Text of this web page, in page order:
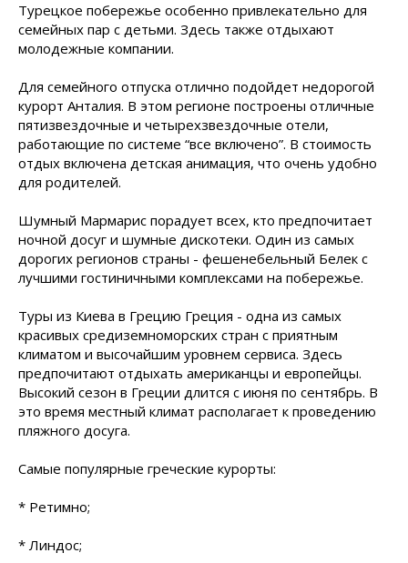
Турецкое побережье особенно привлекательно для
семейных пар с детьми. Здесь также отдыхают
молодежные компании.
Для семейного отпуска отлично подойдет недорогой
курорт Анталия. В этом регионе построены отличные
пятизвездочные и четырехзвездочные отели,
работающие по системе “все включено”. В стоимость
отдых включена детская анимация, что очень удобно
для родителей.
Шумный Мармарис порадует всех, кто предпочитает
ночной досуг и шумные дискотеки. Один из самых
дорогих регионов страны - фешенебельный Белек с
лучшими гостиничными комплексами на побережье.
Туры из Киева в Грецию Греция - одна из самых
красивых средиземноморских стран с приятным
климатом и высочайшим уровнем сервиса. Здесь
предпочитают отдыхать американцы и европейцы.
Высокий сезон в Греции длится с июня по сентябрь. В
это время местный климат располагает к проведению
пляжного досуга.
Самые популярные греческие курорты:
* Ретимно;
* Линдос;